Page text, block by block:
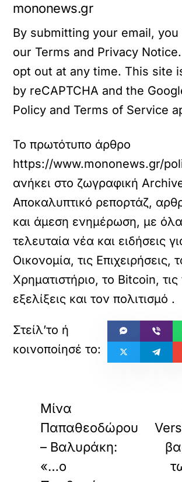
mononews.gr
By submitting your email, you
our Terms and Privacy
opt out at any time. This site
by reCAPTCHA and the
Policy and Terms of Service
Το πρωτότυπο άρθρο
https://www.mononews.gr/
ανήκει στο ζωγραφική
Αποκαλυπτικό ρεπορτάζ,
και άμεση ενημέρωση, με
τελευταία νέα και ειδήσεις
Οικονομία, τις Επιχειρήσεις,
Χρηματιστήριο, το Bitcoin, τις
εξελίξεις και τον πολιτισμό .
Μίνα
Παπαθεοδώρου
– Βαλυράκη:
«…ο